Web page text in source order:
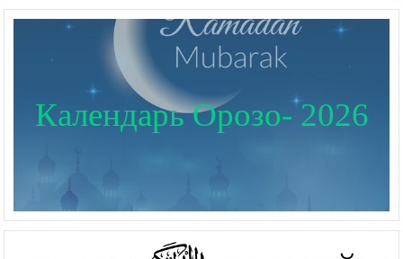
Календарь Орозо- 2026